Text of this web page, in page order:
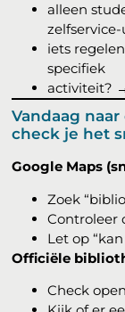
alleen
iets
specifiek
activiteit?
Vandaag
check je het
Google Maps
Zoek
Controleer
Let op
Officiële
Check